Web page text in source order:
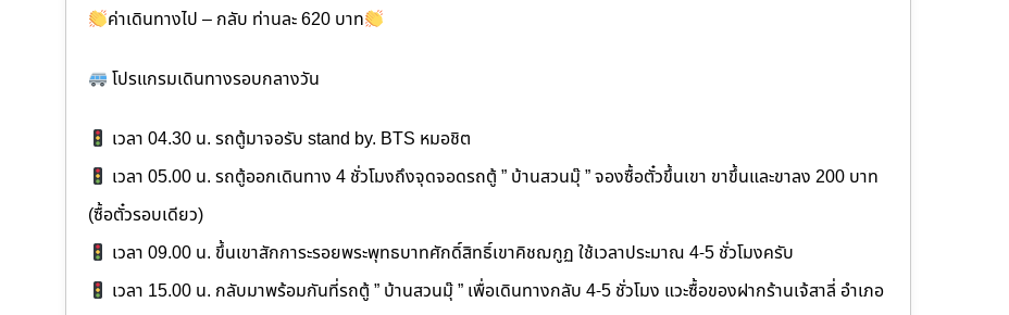
ค่าเดินทางไป – กลับ ท่านละ 620 บาท
โปรแกรมเดินทางรอบกลางวัน
เวลา 04.30 น. รถตู้มาจอรับ stand by. BTS หมอชิต
เวลา 05.00 น. รถตู้ออกเดินทาง 4 ชั่วโมงถึงจุดจอดรถตู้ ” บ้านสวนมุ๊ ” จองซื้อตั๋วขึ้นเขา ขาขึ้นและขาลง 200 บาท
(ซื้อตั๋วรอบเดียว)
เวลา 09.00 น. ขึ้นเขาสักการะรอยพระพุทธบาทศักดิ์สิทธิ์เขาคิชฌกูฏ ใช้เวลาประมาณ 4-5 ชั่วโมงครับ
เวลา 15.00 น. กลับมาพร้อมกันที่รถตู้ ” บ้านสวนมุ๊ ” เพื่อเดินทางกลับ 4-5 ชั่วโมง แวะซื้อของฝากร้านเจ้สาลี่ อำเภอ